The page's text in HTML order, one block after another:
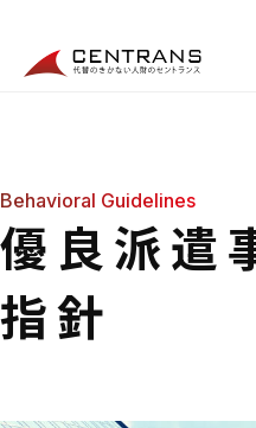
優良派遣
指針
Behavioral Guidelines